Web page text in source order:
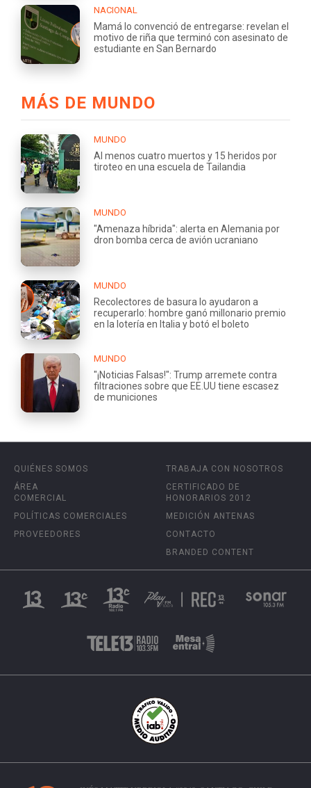
NACIONAL
Mamá lo convenció de entregarse: revelan el
motivo de riña que terminó con asesinato de
estudiante en San Bernardo
MÁS DE MUNDO
MUNDO
Al menos cuatro muertos y 15 heridos por
tiroteo en una escuela de Tailandia
MUNDO
"Amenaza híbrida": alerta en Alemania por
dron bomba cerca de avión ucraniano
MUNDO
Recolectores de basura lo ayudaron a
recuperarlo: hombre ganó millonario premio
en la lotería en Italia y botó el boleto
MUNDO
"¡Noticias Falsas!": Trump arremete contra
filtraciones sobre que EE.UU tiene escasez
de municiones
QUIÉNES SOMOS
ÁREA
COMERCIAL
POLÍTICAS COMERCIALES
PROVEEDORES
TRABAJA CON NOSOTROS
CERTIFICADO DE
HONORARIOS 2012
MEDICIÓN ANTENAS
CONTACTO
BRANDED CONTENT